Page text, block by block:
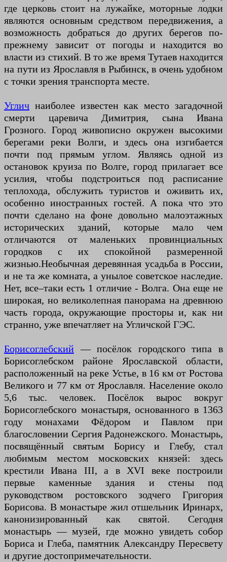
где церковь стоит на лужайке, моторные лодки
являются основным средством передвижения, а
возможность добраться до других берегов по-
прежнему зависит от погоды и находится во
власти из стихий. В то же время Тутаев находится
на пути из Ярославля в Рыбинск, в очень удобном
с точки зрения транспорта месте.
Углич наиболее известен как место загадочной
смерти царевича Димитрия, сына Ивана
Грозного. Город живописно окружен высокими
берегами реки Волги, и здесь она изгибается
почти под прямым углом. Являясь одной из
остановок круиза по Волге, город прилагает все
усилия, чтобы подстроиться под расписание
теплохода, обслужить туристов и оживить их,
особенно иностранных гостей. А пока что это
почти сделано на фоне довольно малоэтажных
исторических зданий, которые мало чем
отличаются от маленьких провинциальных
городков с их спокойной размеренной
жизнью.Необычная деревянная усадьба в России,
и не та же комната, а унылое советское наследие.
Нет, все–таки есть 1 отличие - Волга. Она еще не
широкая, но великолепная панорама на древнюю
часть города, окружающие просторы и, как ни
странно, уже впечатляет на Угличской ГЭС.
Борисоглебский — посёлок городского типа в
Борисоглебском районе Ярославской области,
расположенный на реке Устье, в 16 км от Ростова
Великого и 77 км от Ярославля. Население около
5,6 тыс. человек. Посёлок вырос вокруг
Борисоглебского монастыря, основанного в 1363
году монахами Фёдором и Павлом при
благословении Сергия Радонежского. Монастырь,
посвящённый святым Борису и Глебу, стал
любимым местом московских князей: здесь
крестили Ивана III, а в XVI веке построили
первые каменные здания и стены под
руководством ростовского зодчего Григория
Борисова. В монастыре жил отшельник Иринарх,
канонизированный как святой. Сегодня
монастырь — музей, где можно увидеть собор
Бориса и Глеба, памятник Александру Пересвету
и другие достопримечательности.